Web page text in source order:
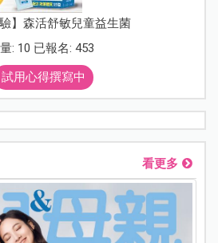
驗】森活舒敏兒童益生菌
: 10 已報名: 453
試用心得撰寫中
看更多